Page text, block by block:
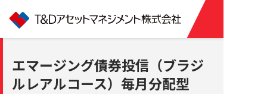
エマージング債券投信（ブラジ
ルレアルコース）毎月分配型